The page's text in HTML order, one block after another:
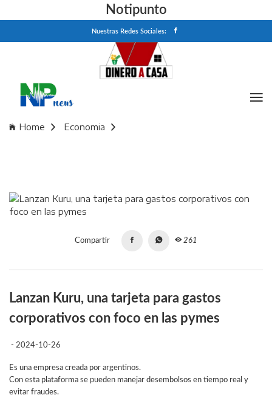
Notipunto
Nuestras Redes Sociales:
Home
Economia
Compartir 261
Lanzan Kuru, una tarjeta para gastos
corporativos con foco en las pymes
- 2024-10-26
Es una empresa creada por argentinos.
Con esta plataforma se pueden manejar desembolsos en tiempo real y
evitar fraudes.